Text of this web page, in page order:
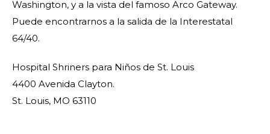
Washington, y a la vista del famoso Arco Gateway.
Puede encontrarnos a la salida de la Interestatal
64/40.
Hospital Shriners para Niños de St. Louis
4400 Avenida Clayton.
St. Louis, MO 63110